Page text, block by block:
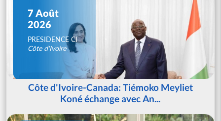
7 Août
2026
PRESIDENCE CI
Côte d'Ivoire
Côte d'Ivoire-Canada: Tiémoko Meyliet
Koné échange avec An...